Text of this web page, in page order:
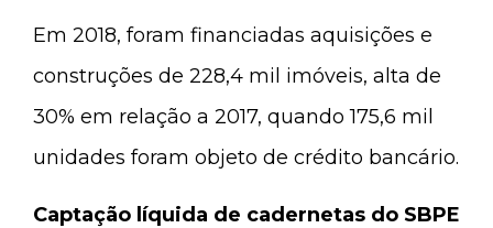
Em 2018, foram financiadas aquisições e
construções de 228,4 mil imóveis, alta de
30% em relação a 2017, quando 175,6 mil
unidades foram objeto de crédito bancário.
Captação líquida de cadernetas do SBPE